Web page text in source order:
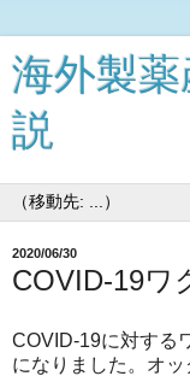
海外製
説
2020/06/30
COVID-19ワ
COVID-19に対する
になりました。オ